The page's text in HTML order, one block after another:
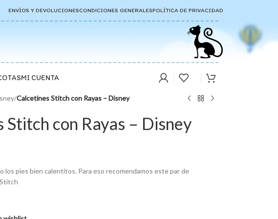
ENVÍOS Y DEVOLUCIONESCONDICIONES GENERALESPOLÍTICA DE PRIVACIDAD
MI CUENTA
/Calcetines Stitch con Rayas – Disney
Stitch con Rayas – Disney
los pies bien calentitos. Para eso recomendamos este par de